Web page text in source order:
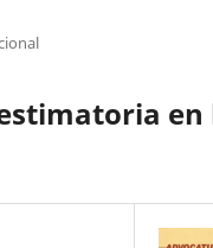
en